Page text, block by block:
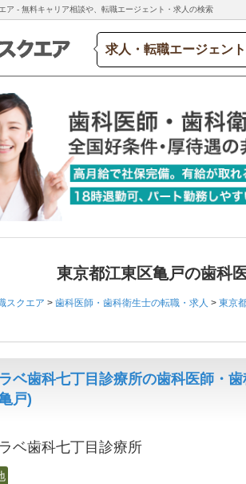
ア - 無料キャリア相談や、転職エージェント・求人の検索
求人・転職エージェン
東京都江東区亀戸の歯科
スクエア > 歯科医師・歯科衛生士の転職・求人 > 東京
ベ歯科七丁目診療所の歯科医師・
戸)
ベ歯科七丁目診療所